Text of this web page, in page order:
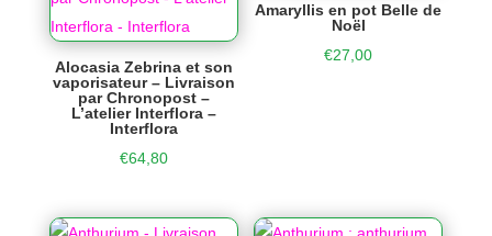
Alocasia Zebrina et son
vaporisateur – Livraison
par Chronopost –
L’atelier Interflora –
Interflora
€64,80
Amaryllis en pot Belle de
Noël
€27,00